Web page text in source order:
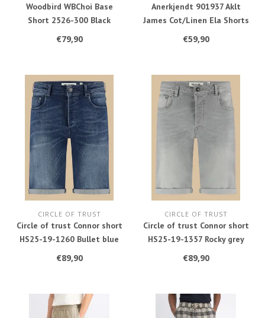
Woodbird WBChoi Base
Short 2526-300 Black
€79,90
Anerkjendt 901937 Aklt
James Cot/Linen Ela Shorts
5562 Cub
€59,90
CIRCLE OF TRUST
Circle of trust Connor short
HS25-19-1260 Bullet blue
€89,90
CIRCLE OF TRUST
Circle of trust Connor short
HS25-19-1357 Rocky grey
€89,90